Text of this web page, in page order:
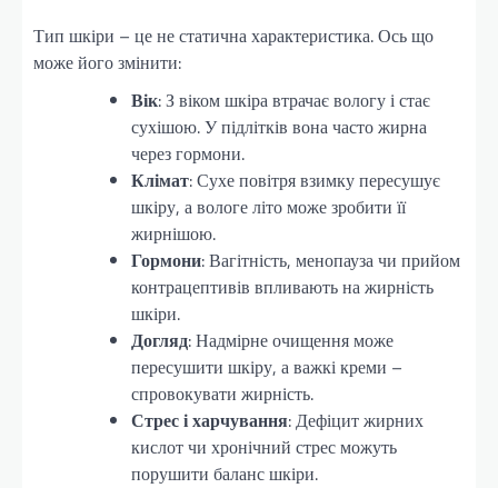
Тип шкіри – це не статична характеристика. Ось що
може його змінити:
Вік: З віком шкіра втрачає вологу і стає
сухішою. У підлітків вона часто жирна
через гормони.
Клімат: Сухе повітря взимку пересушує
шкіру, а вологе літо може зробити її
жирнішою.
Гормони: Вагітність, менопауза чи прийом
контрацептивів впливають на жирність
шкіри.
Догляд: Надмірне очищення може
пересушити шкіру, а важкі креми –
спровокувати жирність.
Стрес і харчування: Дефіцит жирних
кислот чи хронічний стрес можуть
порушити баланс шкіри.